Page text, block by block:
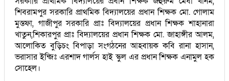
শিবরামপুর সরকারি প্রাথমিক বিদ্যালয়ের প্রধান শিক্ষক মো. গোলাম
মুস্তফা, গাজীপুর সরকারি প্রাঃ বিদ্যালয়ের প্রধান শিক্ষক শাহানারা
খাতুন,শিকারপুর প্রাঃ বিদ্যালয়ের প্রধান শিক্ষক মো. জাহাঙ্গীর আলম,
আলোকিত বুড়িচং বিপাড়া সংগঠনের আহবায়ক কবি রানা হাসান,
ভরাসার ইন্জিঃ এরশাদ গার্লস হাই স্কুল এর প্রধান শিক্ষক এনামুল হক
সোহেল।